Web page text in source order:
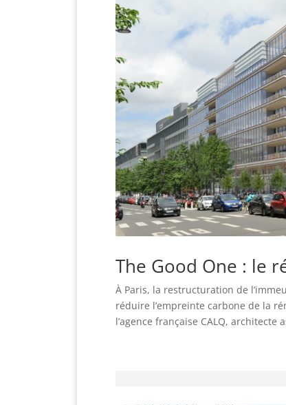
The Good One : le
À Paris, la restructuration de
réduire l’empreinte carbone de la
l’agence française CALQ, architecte